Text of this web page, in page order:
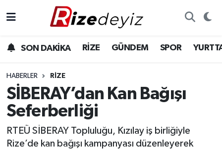
SON DAKİKA RİZE GÜNDEM SPOR
HABERLER RIZE
SİBERAY’dan Kan Bağışı
Seferberliği
RTEÜ SİBERAY Topluluğu, Kızılay iş birliğiyle
Rize’de kan bağışı kampanyası düzenleyerek
Gündem
Yurttan Haberler
Ekonomi
Teknoloji
Rize Hava Durumu
Rize Trafik Yoğunluk Haritası
Süper Lig Puan Durumu ve Fikstür
Tüm Manşetler